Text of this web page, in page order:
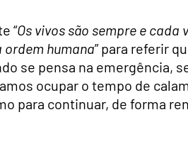
“Os vivos são sempre e cada
humana” para referir
se pensa na emergência,
ocupar o tempo de
para continuar, de forma